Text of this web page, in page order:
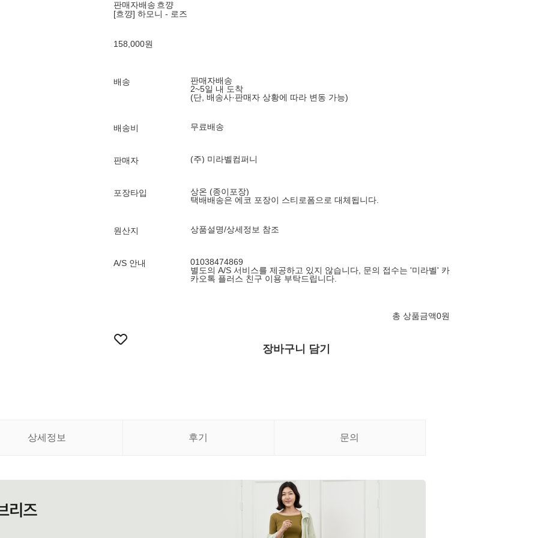
판매자배송 흐꺙
[흐꺙] 하모니 - 로즈
158,000원
배송
판매자배송
2~5일 내 도착
(단, 배송사·판매자 상황에 따라 변동 가능)
배송비 무료배송
판매자 (주) 미라벨컴퍼니
포장타입
상온 (종이포장)
택배배송은 에코 포장이 스티로폼으로 대체됩니다.
원산지 상품설명/상세정보 참조
A/S 안내
01038474869
별도의 A/S 서비스를 제공하고 있지 않습니다, 문의 접수는 '미라벨' 카
카오톡 플러스 친구 이용 부탁드립니다.
총 상품금액0원
장바구니 담기
상세정보 후기 문의